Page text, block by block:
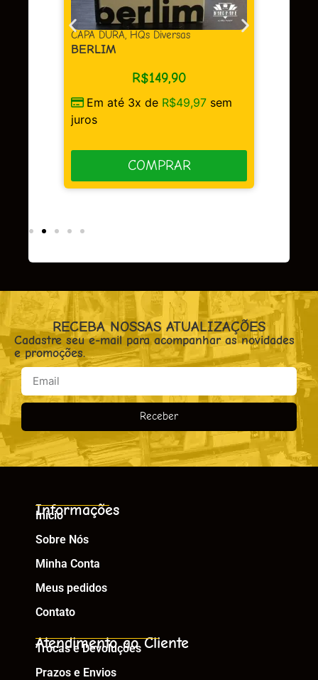
CAPA DURA, HQs Diversas
BERLIM
R$149,90
Em até 3x de R$49,97 sem
juros
COMPRAR
RECEBA NOSSAS ATUALIZAÇÕES
Cadastre seu e-mail para acompanhar as novidades
e promoções.
Receber
Informações
Início
Sobre Nós
Minha Conta
Meus pedidos
Contato
Atendimento ao Cliente
Trocas e Devoluções
Prazos e Envios